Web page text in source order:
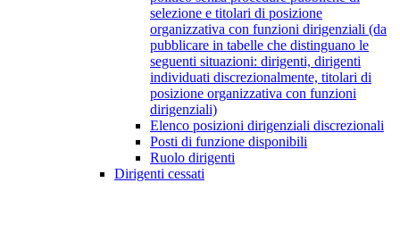
selezione e titolari di posizione
organizzativa con funzioni dirigenziali (da
pubblicare in tabelle che distinguano le
seguenti situazioni: dirigenti, dirigenti
individuati discrezionalmente, titolari di
posizione organizzativa con funzioni
dirigenziali)
Elenco posizioni dirigenziali discrezionali
Posti di funzione disponibili
Ruolo dirigenti
Dirigenti cessati